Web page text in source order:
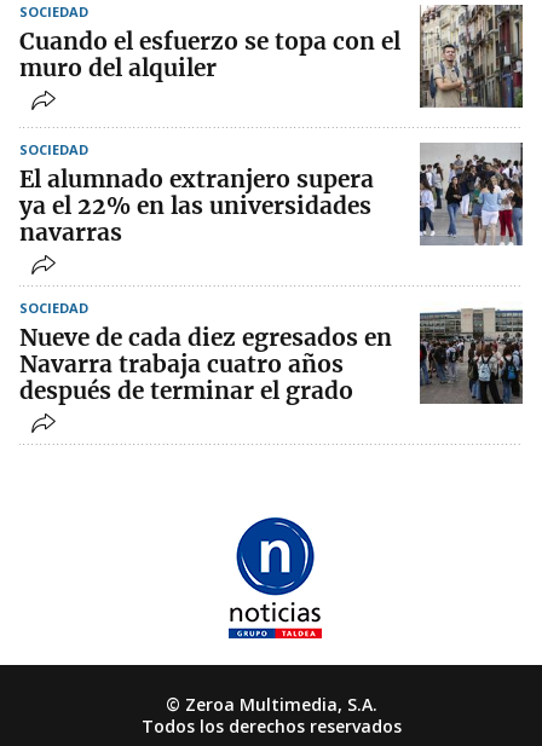
SOCIEDAD
Cuando el esfuerzo se topa con el
muro del alquiler
SOCIEDAD
El alumnado extranjero supera
ya el 22% en las universidades
navarras
SOCIEDAD
Nueve de cada diez egresados en
Navarra trabaja cuatro años
después de terminar el grado
© Zeroa Multimedia, S.A.
Todos los derechos reservados